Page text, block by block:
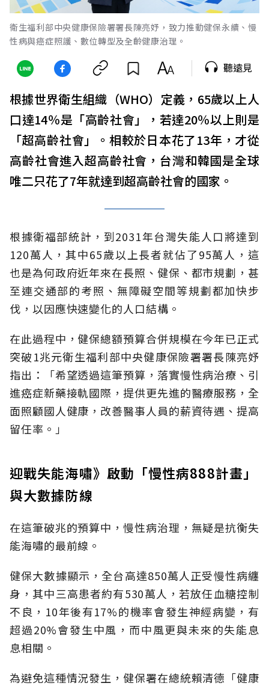
衛生福利部中央健康保險署署長陳亮妤，致力推動健保永續、慢
性病與癌症照護、數位轉型及全齡健康治理。
聽遠見
根據世界衛生組織（WHO）定義，65歲以上人
口達14％是「高齡社會」，若達20％以上則是
「超高齡社會」。相較於日本花了13年，才從
高齡社會進入超高齡社會，台灣和韓國是全球
唯二只花了7年就達到超高齡社會的國家。
根據衛福部統計，到2031年台灣失能人口將達到
120萬人，其中65歲以上長者就佔了95萬人，這
也是為何政府近年來在長照、健保、都市規劃，甚
至連交通部的考照、無障礙空間等規劃都加快步
伐，以因應快速變化的人口結構。
在此過程中，健保總額預算合併規模在今年已正式
突破1兆元衛生福利部中央健康保險署署長陳亮妤
指出：「希望透過這筆預算，落實慢性病治療、引
進癌症新藥接軌國際，提供更先進的醫療服務，全
面照顧國人健康，改善醫事人員的薪資待遇、提高
留任率。」
迎戰失能海嘯》啟動「慢性病888計畫」
與大數據防線
在這筆破兆的預算中，慢性病治理，無疑是抗衡失
能海嘯的最前線。
健保大數據顯示，全台高達850萬人正受慢性病纏
身，其中三高患者約有530萬人，若放任血糖控制
不良，10年後有17%的機率會發生神經病變，有
超過20%會發生中風，而中風更與未來的失能息
息相關。
為避免這種情況發生，健保署在總統賴清德「健康